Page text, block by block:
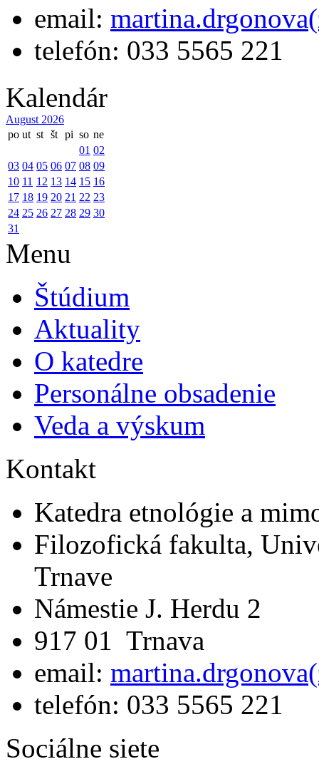
email:
telefón: 033 5565 221
Kalendár
August 2026
po ut st št pi so ne
01 02
03 04 05 06 07 08 09
10 11 12 13 14 15 16
17 18 19 20 21 22 23
24 25 26 27 28 29 30
31
Menu
Štúdium
Aktuality
O katedre
Personálne obsadenie
Veda a výskum
Kontakt
Katedra etnológie a
Filozofická fakulta,
Trnave
Námestie J. Herdu 2
917 01 Trnava
email:
telefón: 033 5565 221
Sociálne siete